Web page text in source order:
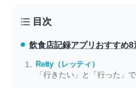
目次
飲食店記録アプリ おすすめ8
Retty（レッティ）
「行きたい」と「行った」